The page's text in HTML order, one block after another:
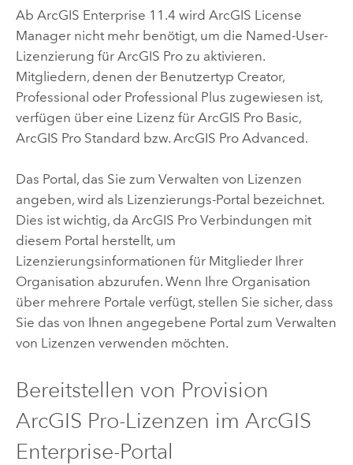
Ab ArcGIS Enterprise 11.4 wird ArcGIS License
Managernicht mehr benötigt, um die Named-User-
Lizenzierung für ArcGIS Prozu aktivieren.
Mitgliedern, denen der Benutzertyp Creator,
Professional oder Professional Plus zugewiesen ist,
verfügen über eine Lizenz für ArcGIS Pro Basic,
ArcGIS Pro Standard bzw. ArcGIS Pro Advanced.
Das Portal, das Sie zum Verwalten von Lizenzen
angeben, wird als Lizenzierungs-Portal bezeichnet.
Dies ist wichtig, da ArcGIS ProVerbindungen mit
diesem Portal herstellt, um
Lizenzierungsinformationen für Mitglieder Ihrer
Organisation abzurufen. Wenn Ihre Organisation
über mehrere Portale verfügt, stellen Sie sicher, dass
Sie das von Ihnen angegebene Portal zum Verwalten
von Lizenzen verwenden möchten.
Bereitstellen von Provision
ArcGIS Pro-Lizenzen im ArcGIS
Enterprise-Portal